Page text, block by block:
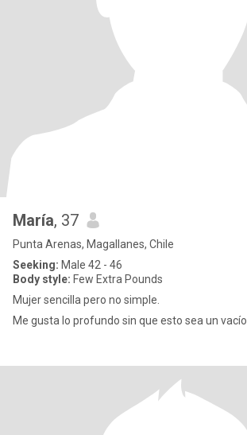
María, 37
Punta Arenas, Magallanes, Chile
Seeking: Male 42 - 46
Body style: Few Extra Pounds
Mujer sencilla pero no simple.
Me gusta lo profundo sin que esto sea un vacío